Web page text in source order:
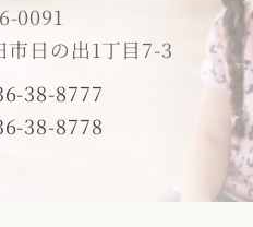
0091
市日の出1丁目7-3
38-8777
38-8778